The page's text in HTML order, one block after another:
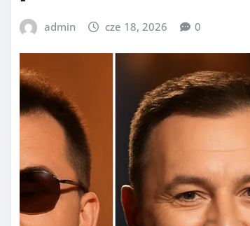
admin cze 18, 2026 0